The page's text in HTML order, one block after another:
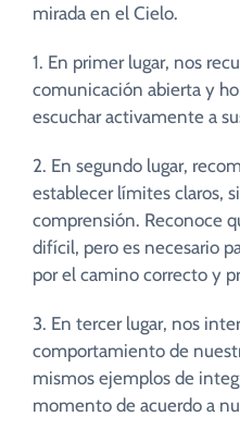
mirada en el Cielo.
1. En primer lugar, nos
comunicación abierta y
escuchar activamente a
2. En segundo lugar,
establecer límites claros,
comprensión. Reconoce
difícil, pero es necesario
por el camino correcto y
3. En tercer lugar, nos
comportamiento de
mismos ejemplos de
momento de acuerdo a